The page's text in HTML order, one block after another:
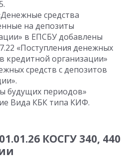
средства
на депозиты
в ЕПСБУ добавлены
«Поступления денежных
кредитной организации»
средств с депозитов
будущих периодов»
Вида КБК типа КИФ.
КОСГУ 340, 440